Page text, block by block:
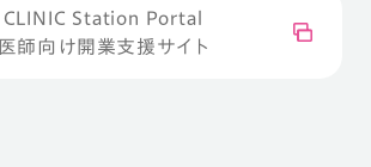
CLINIC Station Portal
医師向け開業支援サイト